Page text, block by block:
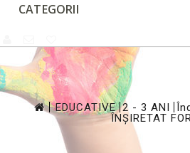
CATEGORII
>
EDUCATIVE
>
2 - 3 ANI
ÎNȘIRETAT